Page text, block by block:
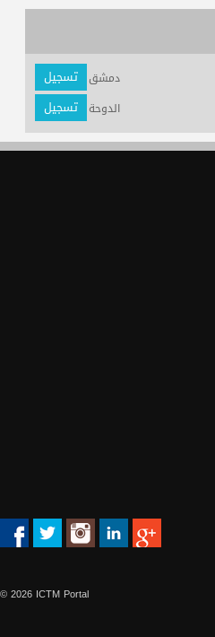
دمشق تسجيل
الدوحة تسجيل
© 2026 ICTM Portal